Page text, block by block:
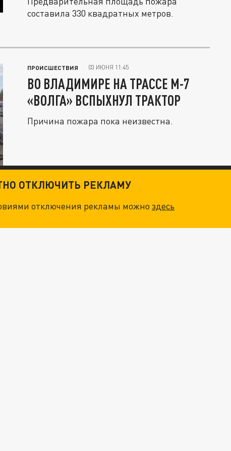
составила 330 квадратных метров.
ПРОИСШЕСТВИЯ 03 ИЮНЯ 11:45
ВО ВЛАДИМИРЕ НА ТРАССЕ М-7
«ВОЛГА» ВСПЫХНУЛ ТРАКТОР
Причина пожара пока неизвестна.
ОТКЛЮЧИТЬ РЕКЛАМУ
отключения рекламы можноздесь